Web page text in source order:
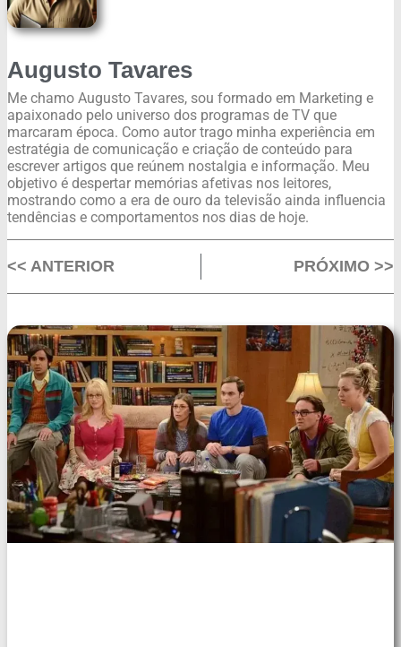
Augusto Tavares
Me chamo Augusto Tavares, sou formado em Marketing e
apaixonado pelo universo dos programas de TV que
marcaram época. Como autor trago minha experiência em
estratégia de comunicação e criação de conteúdo para
escrever artigos que reúnem nostalgia e informação. Meu
objetivo é despertar memórias afetivas nos leitores,
mostrando como a era de ouro da televisão ainda influencia
tendências e comportamentos nos dias de hoje.
<< ANTERIOR PRÓXIMO >>